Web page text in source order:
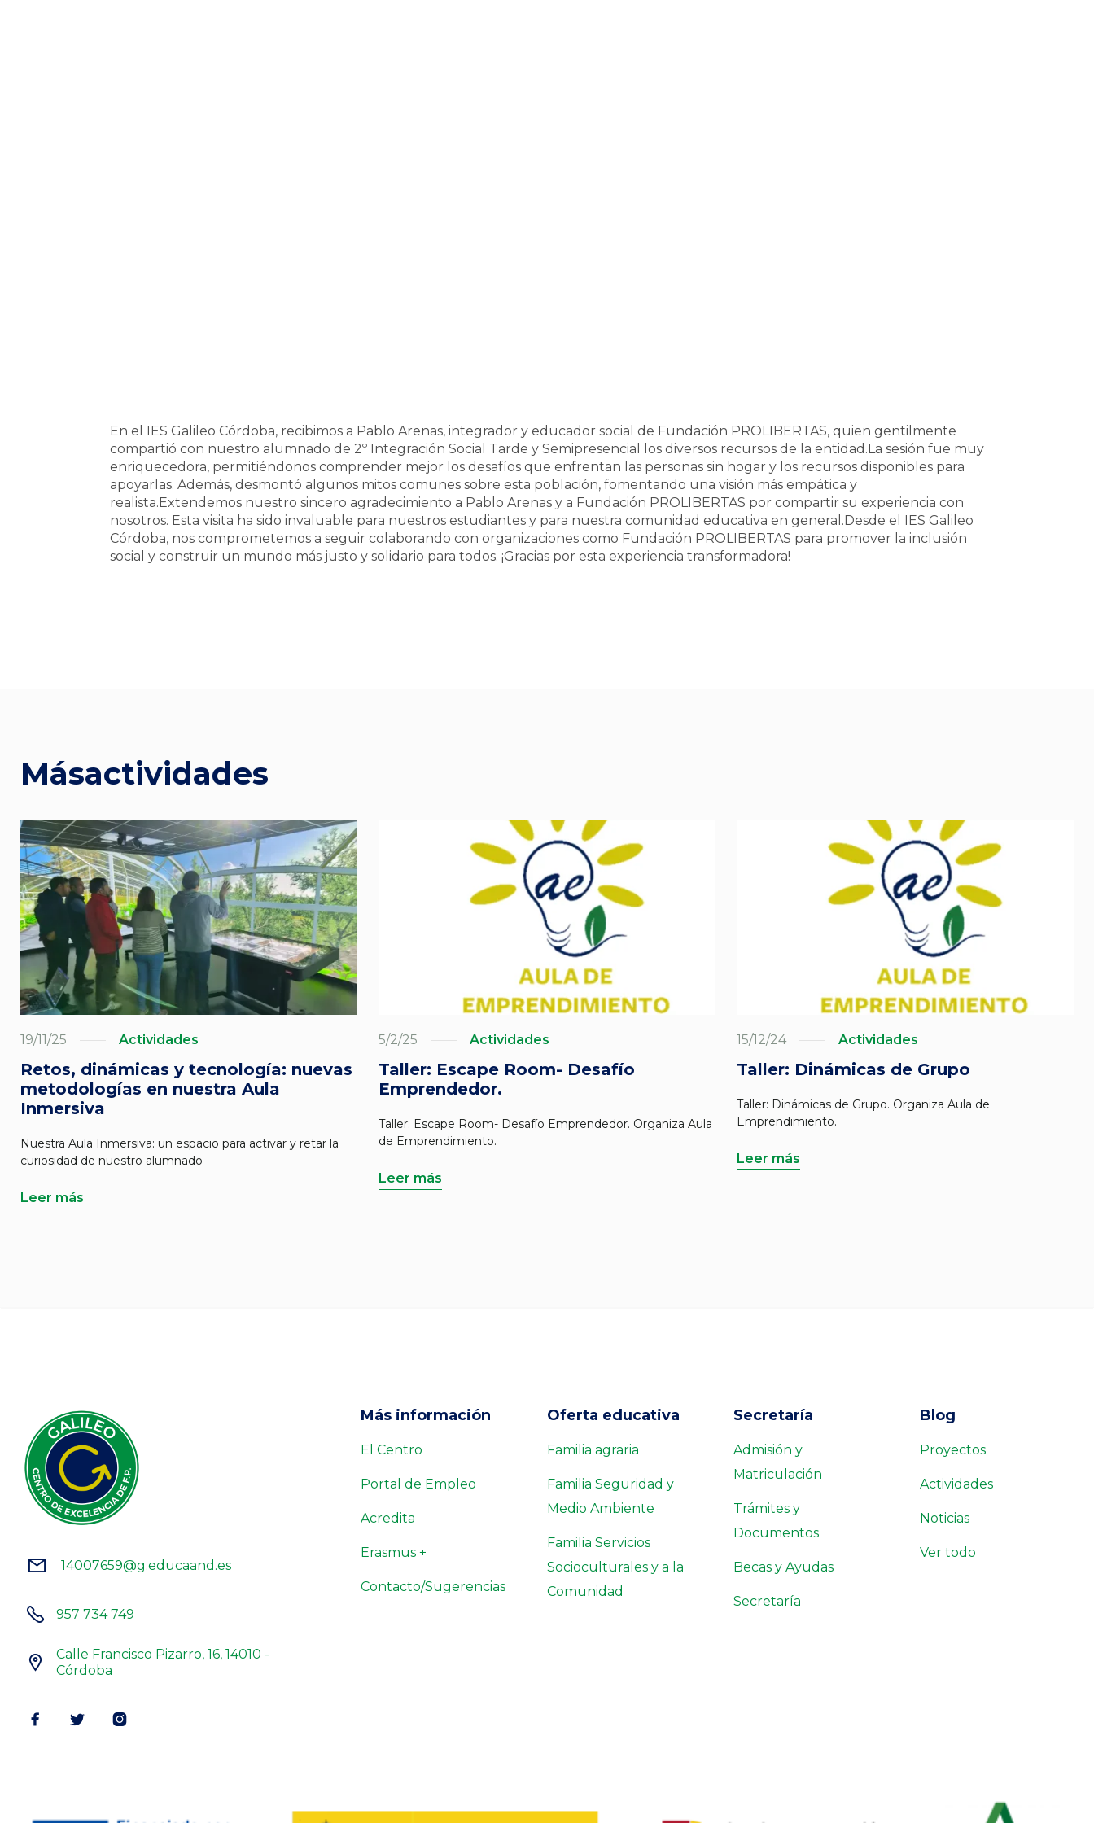
En el IES Galileo Córdoba, recibimos a Pablo Arenas, integrador y educador social de Fundación PROLIBERTAS, quien gentilmente
compartió con nuestro alumnado de 2º Integración Social Tarde y Semipresencial los diversos recursos de la entidad.La sesión fue muy
enriquecedora, permitiéndonos comprender mejor los desafíos que enfrentan las personas sin hogar y los recursos disponibles para
apoyarlas. Además, desmontó algunos mitos comunes sobre esta población, fomentando una visión más empática y
realista.Extendemos nuestro sincero agradecimiento a Pablo Arenas y a Fundación PROLIBERTAS por compartir su experiencia con
nosotros. Esta visita ha sido invaluable para nuestros estudiantes y para nuestra comunidad educativa en general.Desde el IES Galileo
Córdoba, nos comprometemos a seguir colaborando con organizaciones como Fundación PROLIBERTAS para promover la inclusión
social y construir un mundo más justo y solidario para todos. ¡Gracias por esta experiencia transformadora!
Másactividades
19/11/25 Actividades
Retos, dinámicas y tecnología: nuevas
metodologías en nuestra Aula
Inmersiva
Nuestra Aula Inmersiva: un espacio para activar y retar la
curiosidad de nuestro alumnado
Leer más
5/2/25 Actividades
Taller: Escape Room- Desafío
Emprendedor.
Taller: Escape Room- Desafío Emprendedor. Organiza Aula
de Emprendimiento.
Leer más
15/12/24 Actividades
Taller: Dinámicas de Grupo
Taller: Dinámicas de Grupo. Organiza Aula de
Emprendimiento.
Leer más
 14007659@g.educaand.es
 957 734 749

Calle Francisco Pizarro, 16, 14010 -
Córdoba
  
Más información
El Centro
Portal de Empleo
Acredita
Erasmus +
Contacto/Sugerencias
Oferta educativa
Familia agraria
Familia Seguridad y
Medio Ambiente
Familia Servicios
Socioculturales y a la
Comunidad
Secretaría
Admisión y
Matriculación
Trámites y
Documentos
Becas y Ayudas
Secretaría
Blog
Proyectos
Actividades
Noticias
Ver todo